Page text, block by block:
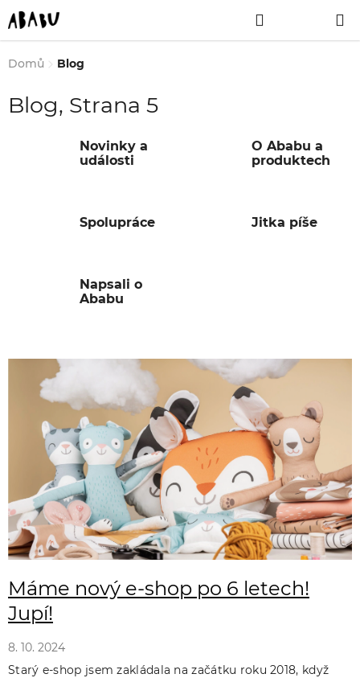
Přejít
na
obsah
NÁKUPNÍ
KOŠÍK
Domů
Blog
Blog, Strana 5
Novinky a
události
O Ababu a
produktech
Spolupráce Jitka píše
Napsali o
Ababu
V
l
á
n
k
ů
Máme nový e-shop po 6 letech!
Jupí!
8. 10. 2024
Starý e-shop jsem zakládala na začátku roku 2018, když